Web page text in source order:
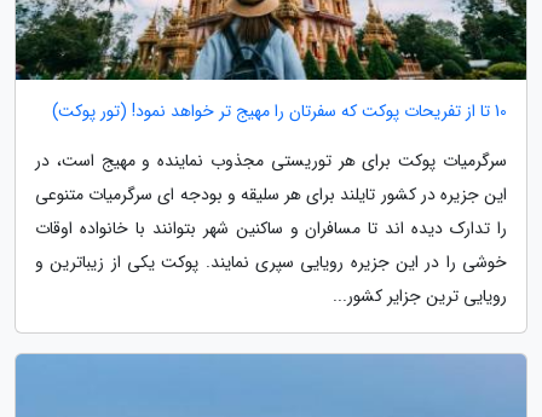
10 تا از تفریحات پوکت که سفرتان را مهیج تر خواهد نمود! (تور پوکت)
سرگرمیات پوکت برای هر توریستی مجذوب نماینده و مهیج است، در
این جزیره در کشور تایلند برای هر سلیقه و بودجه ای سرگرمیات متنوعی
را تدارک دیده اند تا مسافران و ساکنین شهر بتوانند با خانواده اوقات
خوشی را در این جزیره رویایی سپری نمایند. پوکت یکی از زیباترین و
رویایی ترین جزایر کشور...